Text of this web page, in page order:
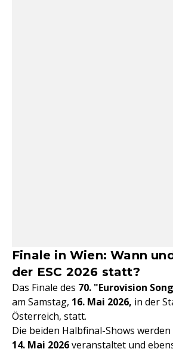
Finale in Wien: Wann
der ESC 2026 statt?
Das Finale des 70. "Eurovision
am Samstag, 16. Mai 2026, in der
Österreich, statt.
Die beiden Halbfinal-Shows
14. Mai 2026veranstaltet und